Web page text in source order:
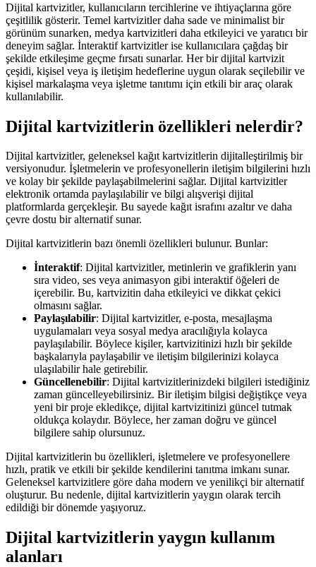
Dijital kartvizitler, kullanıcıların tercihlerine ve ihtiyaçlarına göre
çeşitlilik gösterir. Temel kartvizitler daha sade ve minimalist bir
görünüm sunarken, medya kartvizitleri daha etkileyici ve yaratıcı bir
deneyim sağlar. İnteraktif kartvizitler ise kullanıcılara çağdaş bir
şekilde etkileşime geçme fırsatı sunarlar. Her bir dijital kartvizit
çeşidi, kişisel veya iş iletişim hedeflerine uygun olarak seçilebilir ve
kişisel markalaşma veya işletme tanıtımı için etkili bir araç olarak
kullanılabilir.
Dijital kartvizitlerin özellikleri nelerdir?
Dijital kartvizitler, geleneksel kağıt kartvizitlerin dijitalleştirilmiş bir
versiyonudur. İşletmelerin ve profesyonellerin iletişim bilgilerini hızlı
ve kolay bir şekilde paylaşabilmelerini sağlar. Dijital kartvizitler
elektronik ortamda paylaşılabilir ve bilgi alışverişi dijital
platformlarda gerçekleşir. Bu sayede kağıt israfını azaltır ve daha
çevre dostu bir alternatif sunar.
Dijital kartvizitlerin bazı önemli özellikleri bulunur. Bunlar:
İnteraktif: Dijital kartvizitler, metinlerin ve grafiklerin yanı
sıra video, ses veya animasyon gibi interaktif öğeleri de
içerebilir. Bu, kartvizitin daha etkileyici ve dikkat çekici
olmasını sağlar.
Paylaşılabilir: Dijital kartvizitler, e-posta, mesajlaşma
uygulamaları veya sosyal medya aracılığıyla kolayca
paylaşılabilir. Böylece kişiler, kartvizitinizi hızlı bir şekilde
başkalarıyla paylaşabilir ve iletişim bilgilerinizi kolayca
ulaşılabilir hale getirebilir.
Güncellenebilir: Dijital kartvizitlerinizdeki bilgileri istediğiniz
zaman güncelleyebilirsiniz. Bir iletişim bilgisi değiştikçe veya
yeni bir proje ekledikçe, dijital kartvizitinizi güncel tutmak
oldukça kolaydır. Böylece, her zaman doğru ve güncel
bilgilere sahip olursunuz.
Dijital kartvizitlerin bu özellikleri, işletmelere ve profesyonellere
hızlı, pratik ve etkili bir şekilde kendilerini tanıtma imkanı sunar.
Geleneksel kartvizitlere göre daha modern ve yenilikçi bir alternatif
oluşturur. Bu nedenle, dijital kartvizitlerin yaygın olarak tercih
edildiği bir dönemde yaşıyoruz.
Dijital kartvizitlerin yaygın kullanım
alanları